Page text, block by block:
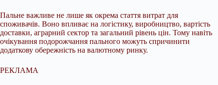
Пальне важливе не лише як окрема стаття витрат для
споживачів. Воно впливає на логістику, виробництво, вартість
доставки, аграрний сектор та загальний рівень цін. Тому навіть
очікування подорожчання пального можуть спричинити
додаткову обережність на валютному ринку.
РЕКЛАМА